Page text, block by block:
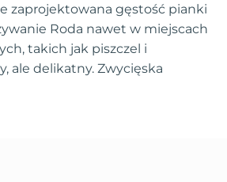
zaprojektowana gęstość pianki
Roda nawet w miejscach
takich jak piszczel i
ale delikatny. Zwycięska